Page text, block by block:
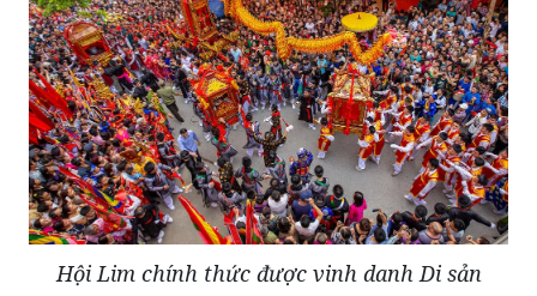
Hội Lim chính thức được vinh danh Di sản